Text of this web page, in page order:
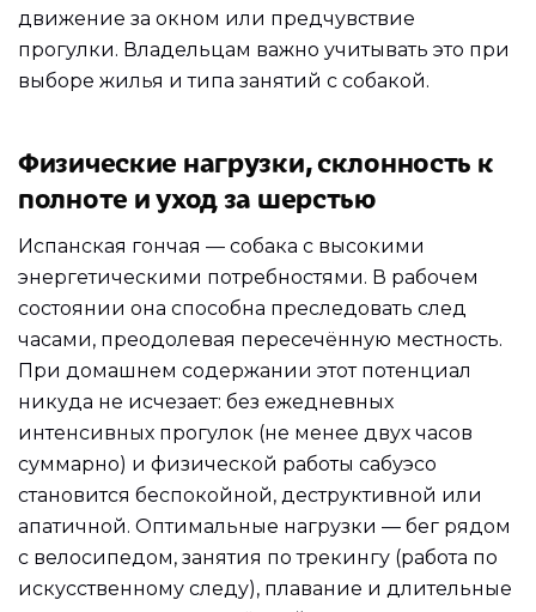
движение за окном или предчувствие
прогулки. Владельцам важно учитывать это при
выборе жилья и типа занятий с собакой.
Физические нагрузки, склонность к
полноте и уход за шерстью
Испанская гончая — собака с высокими
энергетическими потребностями. В рабочем
состоянии она способна преследовать след
часами, преодолевая пересечённую местность.
При домашнем содержании этот потенциал
никуда не исчезает: без ежедневных
интенсивных прогулок (не менее двух часов
суммарно) и физической работы сабуэсо
становится беспокойной, деструктивной или
апатичной. Оптимальные нагрузки — бег рядом
с велосипедом, занятия по трекингу (работа по
искусственному следу), плавание и длительные